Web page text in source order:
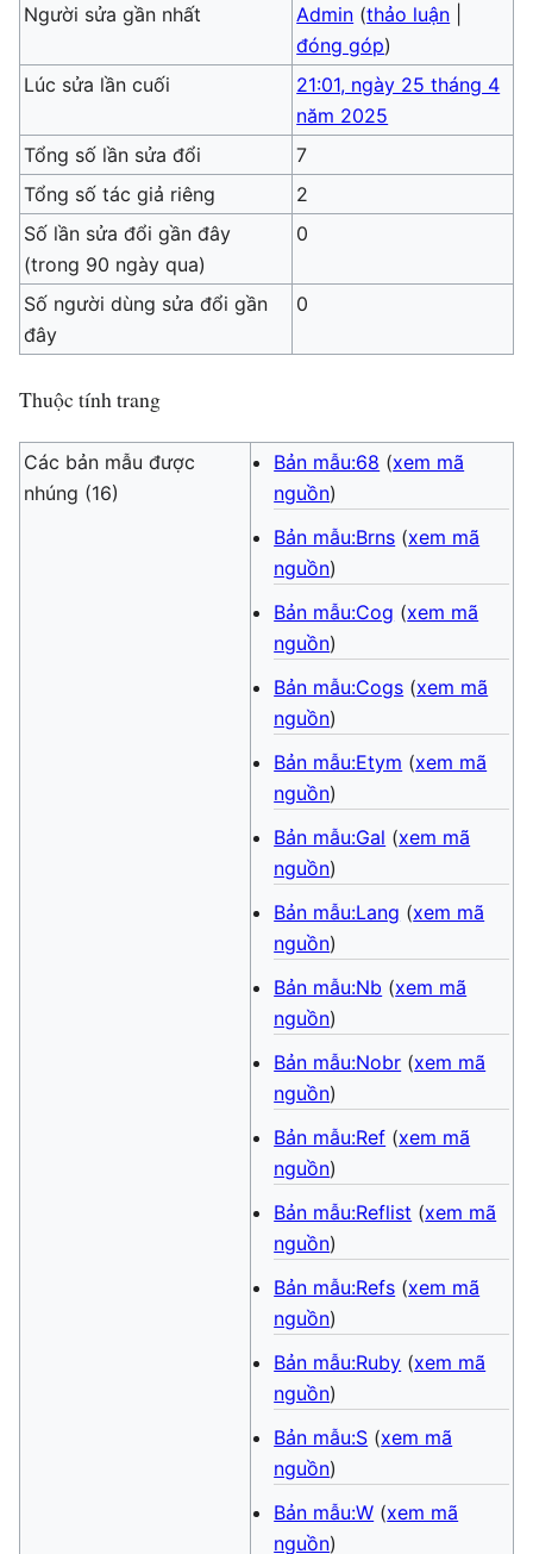
Người sửa gần nhất
Admin (thảo luận
đóng góp)
Lúc sửa lần cuối
21:01, ngày 25 tháng 4
năm 2025
Tổng số lần sửa đổi
7
Tổng số tác giả riêng
2
Số lần sửa đổi gần đây
(trong 90 ngày qua)
0
Số người dùng sửa đổi gần
đây
0
Thuộc tính trang
Các bản mẫu được
nhúng (16)
Bản mẫu:68 (xem mã
nguồn)
Bản mẫu:Brns (xem mã
nguồn)
Bản mẫu:Cog (xem mã
nguồn)
Bản mẫu:Cogs (xem mã
nguồn)
Bản mẫu:Etym (xem mã
nguồn)
Bản mẫu:Gal (xem mã
nguồn)
Bản mẫu:Lang (xem mã
nguồn)
Bản mẫu:Nb (xem mã
nguồn)
Bản mẫu:Nobr (xem mã
nguồn)
Bản mẫu:Ref (xem mã
nguồn)
Bản mẫu:Reflist (xem mã
nguồn)
Bản mẫu:Refs (xem mã
nguồn)
Bản mẫu:Ruby (xem mã
nguồn)
Bản mẫu:S (xem mã
nguồn)
Bản mẫu:W (xem mã
nguồn)